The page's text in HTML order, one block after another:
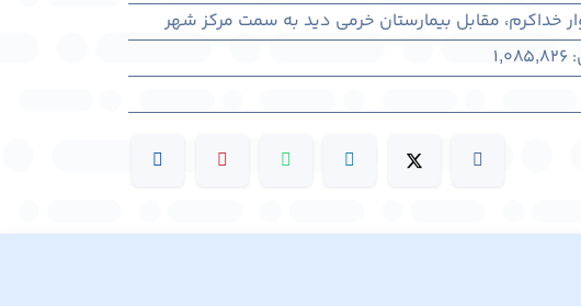
خداکرم، مقابل بیمارستان خرمی ديد به سمت مرکز شهر
:
1,085,826